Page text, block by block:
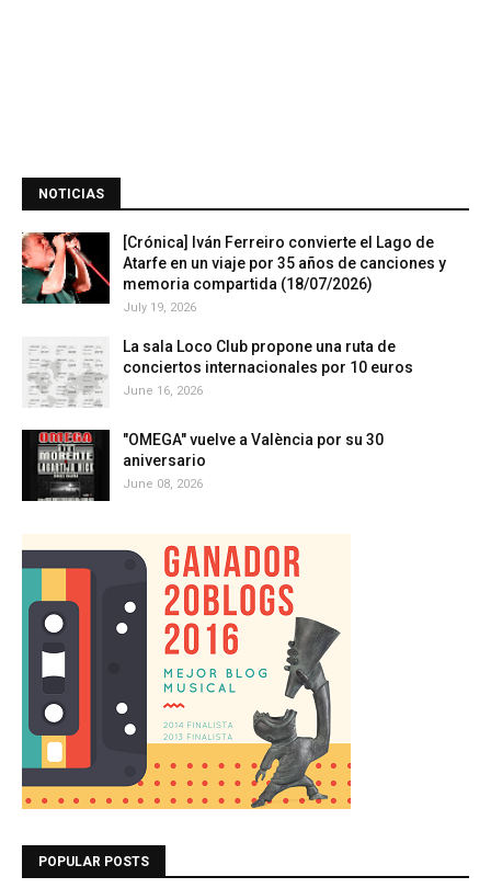
NOTICIAS
[Crónica] Iván Ferreiro convierte el Lago de
Atarfe en un viaje por 35 años de canciones y
memoria compartida (18/07/2026)
July 19, 2026
La sala Loco Club propone una ruta de
conciertos internacionales por 10 euros
June 16, 2026
"OMEGA" vuelve a València por su 30
aniversario
June 08, 2026
POPULAR POSTS